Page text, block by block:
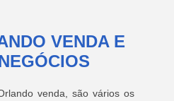
VENDA E
venda, são vários os